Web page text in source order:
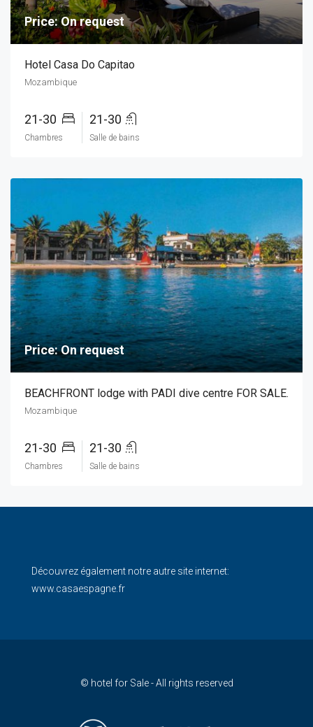
Price: On request
Hotel Casa Do Capitao
Mozambique
21-30
Chambres
21-30
Salle de bains
Price: On request
BEACHFRONT lodge with PADI dive centre FOR SALE.
Mozambique
21-30
Chambres
21-30
Salle de bains
Découvrez également notre autre site internet:
www.casaespagne.fr
© hotel for Sale - All rights reserved